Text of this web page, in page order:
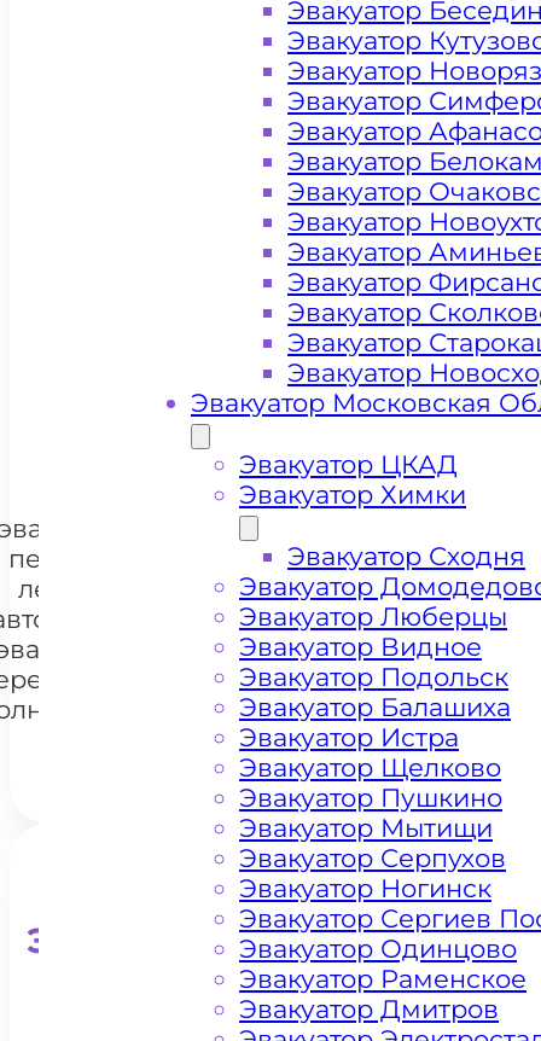
Цена от 4000 рублей
+ 100 РУБЛЕЙ ЗА КИЛОМЕТР
и
перевозки
легковых
Новая
+7 985 222 99 01
Эвакуатор для
Эвакуатор
Эвакуатор
Эвакуатор
Эвакуатор
Эвакуатор
Эвакуатор
Эвакуатор
Эвакуатор
Эвакуатор
Эвакуатор
Эвакуатор
Эвакуатор
Эвакуатор
Эвакуатор Московская
Эвакуатор ЦКАД
Эвакуатор Химки
Эвакуатор Сходня
Эвакуатор
Эвакуатор Люберцы
Эвакуатор Видное
Эвакуатор Подольск
Эвакуатор Балашиха
Эвакуатор Истра
Эвакуатор Щелково
Эвакуатор Пушкино
Эвакуатор Мытищи
Эвакуатор Серпухов
Эвакуатор Ногинск
Эвакуатор Сергиев
Эвакуатор Одинцово
Эвакуатор Раменское
Эвакуатор Дмитров